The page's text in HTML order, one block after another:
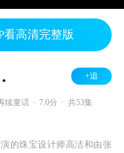
看高清完整版
版 +追
续童话 7.0分 共53集
的珠宝设计师高洁和由张